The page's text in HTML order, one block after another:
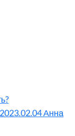
2023.02.04 Анна